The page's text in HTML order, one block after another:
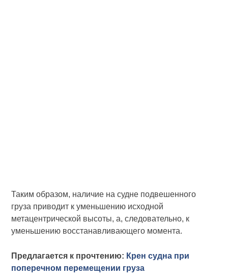
Таким образом, наличие на судне подвешенного
груза приводит к уменьшению исходной
метацентрической высоты, а, следовательно, к
уменьшению восстанавливающего момента.
Предлагается к прочтению: Крен судна при
поперечном перемещении груза